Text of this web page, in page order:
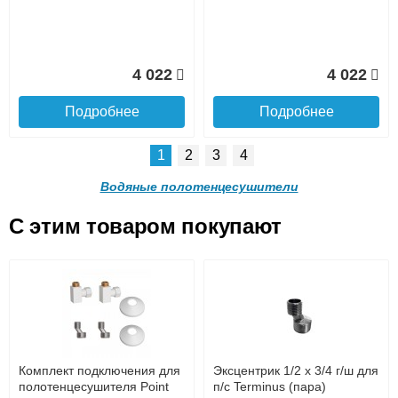
Подъем на этаж.
возможность
4 022
Подробнее
4 022
Подробнее
4 357 4 357
1 2 3 4
Водяные полотенцесушители
C этим товаром покупают
Комплект подключения для
полотенцесушителя Point
Эксцентрик 1/2 x 3/4 г/ш для
п/с Terminus (пара)